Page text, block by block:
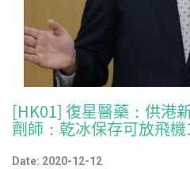
[HK01] 復星醫藥：供
劑師：乾冰保存可放飛機
Date: 2020-12-12